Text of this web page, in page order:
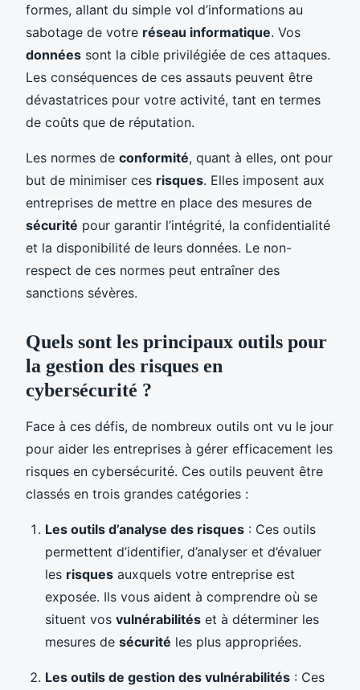
formes, allant du simple vol d’informations au
sabotage de votre réseau informatique. Vos
données sont la cible privilégiée de ces attaques.
Les conséquences de ces assauts peuvent être
dévastatrices pour votre activité, tant en termes
de coûts que de réputation.
Les normes de conformité, quant à elles, ont pour
but de minimiser ces risques. Elles imposent aux
entreprises de mettre en place des mesures de
sécurité pour garantir l’intégrité, la confidentialité
et la disponibilité de leurs données. Le non-
respect de ces normes peut entraîner des
sanctions sévères.
Quels sont les principaux outils pour
la gestion des risques en
cybersécurité ?
Face à ces défis, de nombreux outils ont vu le jour
pour aider les entreprises à gérer efficacement les
risques en cybersécurité. Ces outils peuvent être
classés en trois grandes catégories :
Les outils d’analyse des risques : Ces outils
permettent d’identifier, d’analyser et d’évaluer
les risques auxquels votre entreprise est
exposée. Ils vous aident à comprendre où se
situent vos vulnérabilités et à déterminer les
mesures de sécurité les plus appropriées.
Les outils de gestion des vulnérabilités : Ces